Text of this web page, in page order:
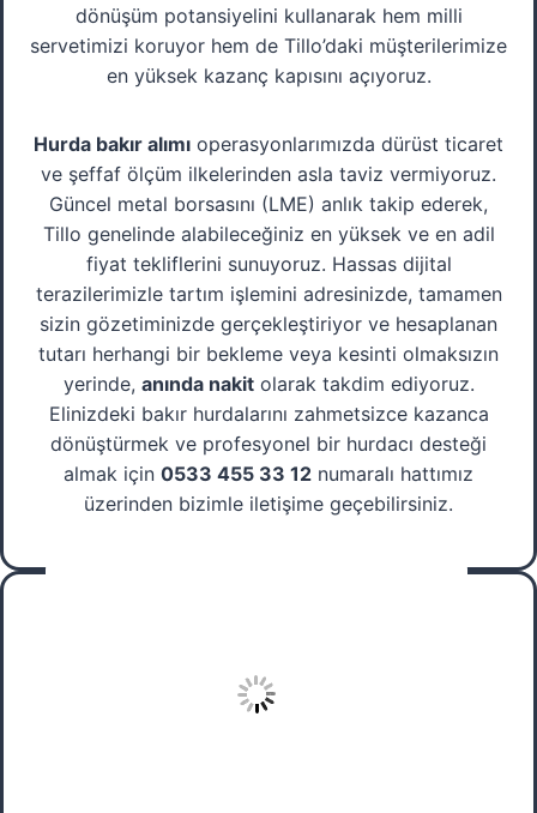
dönüşüm potansiyelini kullanarak hem milli
servetimizi koruyor hem de Tillo’daki müşterilerimize
en yüksek kazanç kapısını açıyoruz.
Hurda bakır alımı operasyonlarımızda dürüst ticaret
ve şeffaf ölçüm ilkelerinden asla taviz vermiyoruz.
Güncel metal borsasını (LME) anlık takip ederek,
Tillo genelinde alabileceğiniz en yüksek ve en adil
fiyat tekliflerini sunuyoruz. Hassas dijital
terazilerimizle tartım işlemini adresinizde, tamamen
sizin gözetiminizde gerçekleştiriyor ve hesaplanan
tutarı herhangi bir bekleme veya kesinti olmaksızın
yerinde, anında nakitolarak takdim ediyoruz.
Elinizdeki bakır hurdalarını zahmetsizce kazanca
dönüştürmek ve profesyonel bir hurdacı desteği
almak için 0533 455 33 12 numaralı hattımız
üzerinden bizimle iletişime geçebilirsiniz.